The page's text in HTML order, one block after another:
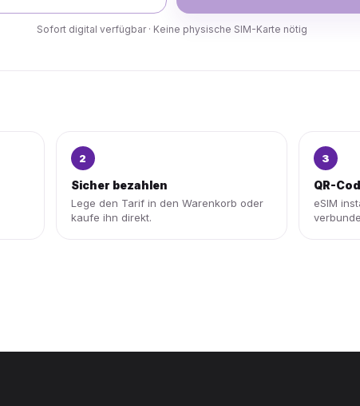
Sofort digital verfügbar · Keine physische SIM-Karte nötig
2
Sicher bezahlen
Lege den Tarif in den Warenkorb oder
kaufe ihn direkt.
3
QR-
eSIM